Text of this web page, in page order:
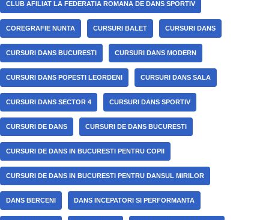
CLUB AFILIAT LA FEDERATIA ROMANA DE DANS SPORTIV
COREGRAFIE NUNTA CURSURI BALET CURSURI DANS
CURSURI DANS BUCURESTI CURSURI DANS MODERN
CURSURI DANS POPESTI LEORDENI CURSURI DANS SALA
CURSURI DANS SECTOR 4 CURSURI DANS SPORTIV
CURSURI DE DANS CURSURI DE DANS BUCURESTI
CURSURI DE DANS IN BUCURESTI PENTRU COPII
CURSURI DE DANS IN BUCURESTI PENTRU DANSUL MIRILOR
DANS BERCENI DANS INCEPATORI SI PERFORMANTA